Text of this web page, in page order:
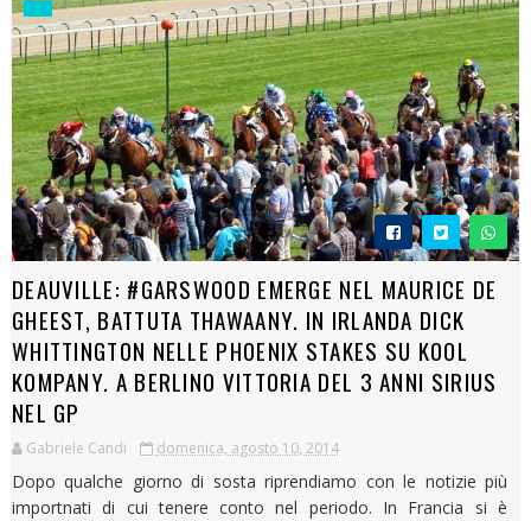
DEAUVILLE: #GARSWOOD EMERGE NEL MAURICE DE
GHEEST, BATTUTA THAWAANY. IN IRLANDA DICK
WHITTINGTON NELLE PHOENIX STAKES SU KOOL
KOMPANY. A BERLINO VITTORIA DEL 3 ANNI SIRIUS
NEL GP
Gabriele Candi domenica, agosto 10, 2014
Dopo qualche giorno di sosta riprendiamo con le notizie più
importnati di cui tenere conto nel periodo. In Francia si è